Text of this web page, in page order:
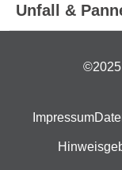
Unfall &
©2025
Impressum